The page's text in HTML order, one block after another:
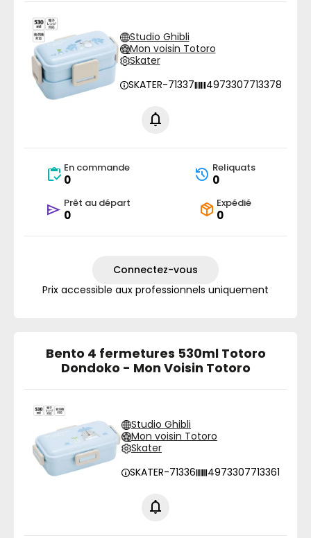
Studio Ghibli
Mon voisin Totoro
Skater
SKATER-71337
4973307713378
En commande
0
Reliquats
0
Prêt au départ
0
Expédié
0
Connectez-vous
Prix accessible aux professionnels uniquement
Bento 4 fermetures 530ml Totoro
Dondoko - Mon Voisin Totoro
Studio Ghibli
Mon voisin Totoro
Skater
SKATER-71336
4973307713361